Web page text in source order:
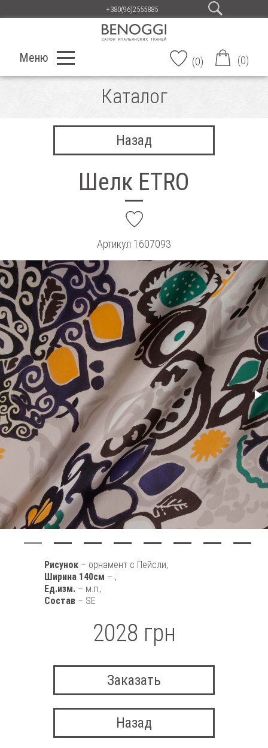
+380(96)2555885
Меню (0) (0)
Каталог
Назад
Шелк ETRO
Артикул 1607093
Рисунок – орнамент с Пейсли;
Ширина 140см – ;
Ед.изм. – м.п.;
Состав – SE
2028 грн
Заказать
Назад